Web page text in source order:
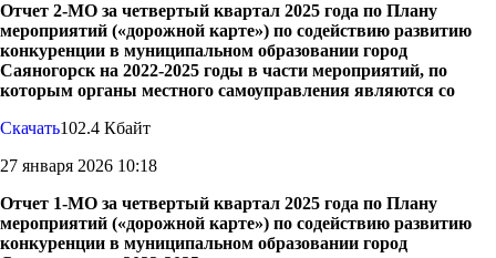
Отчет 2-МО за четвертый квартал 2025 года по Плану
мероприятий («дорожной карте») по содействию развитию
конкуренции в муниципальном образовании город
Саяногорск на 2022-2025 годы в части мероприятий, по
которым органы местного самоуправления являются со
Скачать102.4 Кбайт
27 января 2026 10:18
Отчет 1-МО за четвертый квартал 2025 года по Плану
мероприятий («дорожной карте») по содействию развитию
конкуренции в муниципальном образовании город